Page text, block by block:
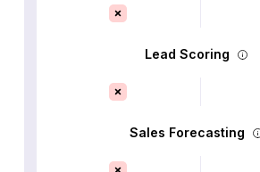
Lead Scoring
Sales Forecasting